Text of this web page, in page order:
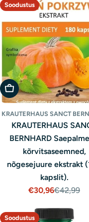
Soodustus
Lisa Ostukorvi
KRAUTERHAUS SANCT
KRAUTERHAUS
BERNHARD
kõrvitsaseemned,
nõgesejuure ekstrakt
kapslit).
Müügihind
€30,96Tavaline
€42,99
Soodustus